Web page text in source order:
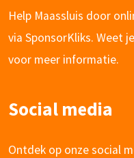
Help Maassluis door
via SponsorKliks. Weet
voor meer informatie.
Social media
Ontdek op onze social